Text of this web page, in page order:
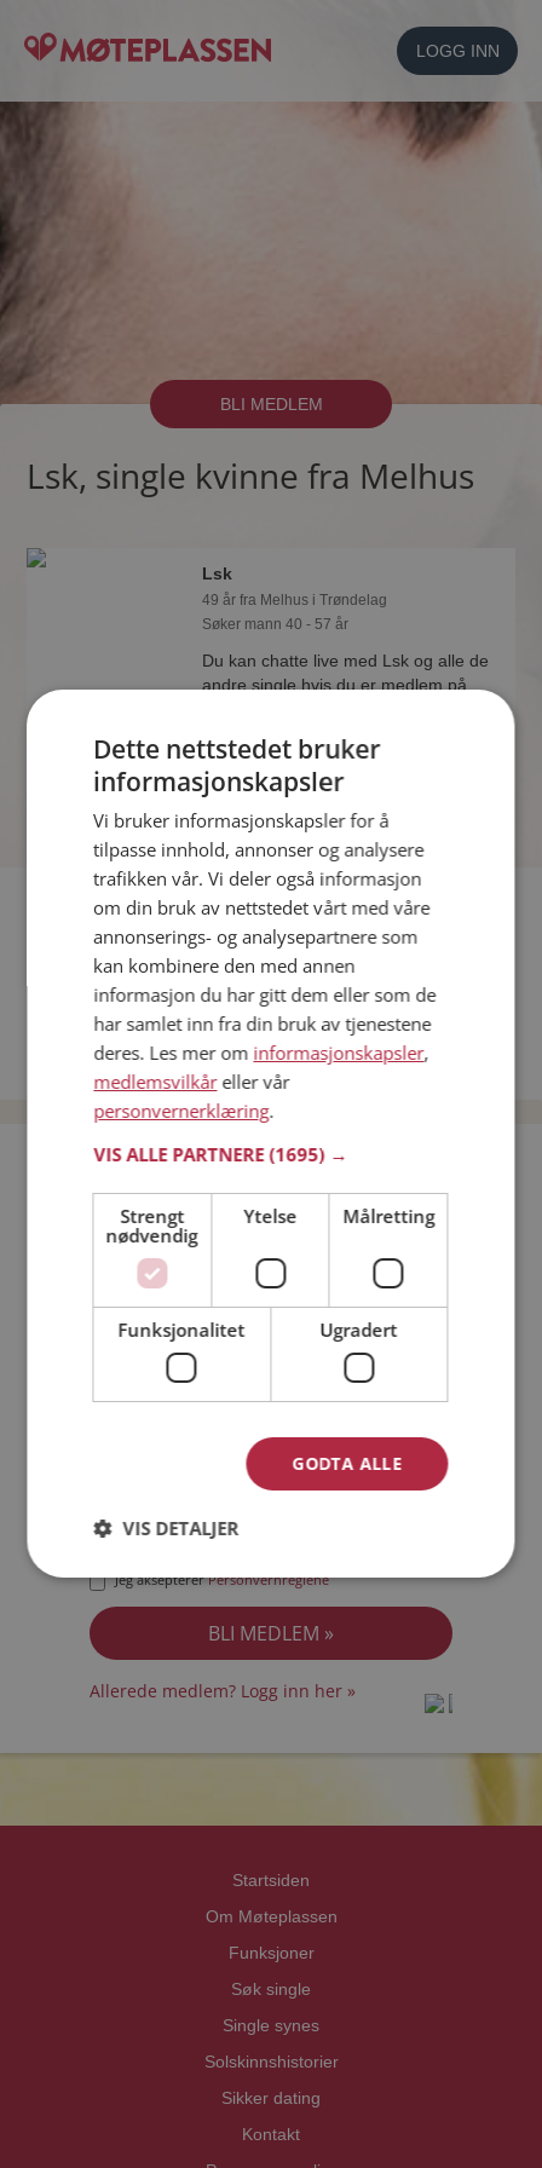
LOGG INN
BLI MEDLEM
Lsk, single kvinne fra Melhus
Lsk
49 år fra Melhus i Trøndelag
Søker mann 40 - 57 år
Du kan chatte live med Lsk og alle de
andre single hvis du er medlem på
Fler single
Flere singlekvinner fra Melhus:Marie,Charlotte
Menn fra Melhus
Date kvinner i Norge
Date menn i Norge
Bli medlem gratis!
Jeg er en:
Jeg akseptererPersonvernreglene
Allerede medlem? Logg inn her »
Startsiden
Om Møteplassen
Funksjoner
Søk single
Single synes
Solskinnshistorier
Sikker dating
Kontakt
Dette nettstedet bruker
informasjonskapsler
Vi bruker informasjonskapsler for å
tilpasse innhold, annonser og analysere
trafikken vår. Vi deler også informasjon
om din bruk av nettstedet vårt med våre
annonserings- og analysepartnere som
kan kombinere den med annen
informasjon du har gitt dem eller som de
har samlet inn fra din bruk av tjenestene
deres. Les mer om informasjonskapsler,
medlemsvilkåreller vår
personvernerklæring.
VIS ALLE PARTNERE(1695) →
Strengt
nødvendig
Ytelse Målretting
Funksjonalitet Ugradert
GODTA ALLE
VIS DETALJER